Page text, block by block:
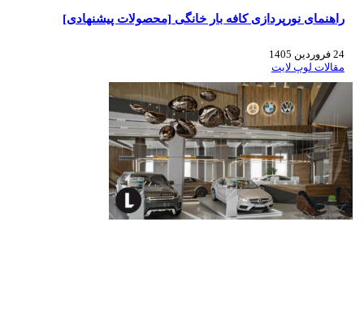
راهنمای نورپردازی کافه‌ بار خانگی [محصولات پیشنهادی]
24 فروردین 1405
مقالات لوپ لایت